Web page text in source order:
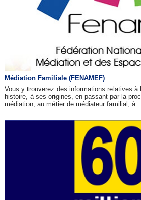
Médiation Familiale (FENAMEF)
Vous y trouverez des informations relatives
histoire, à ses origines, en passant par la
médiation, au métier de médiateur familial, à...